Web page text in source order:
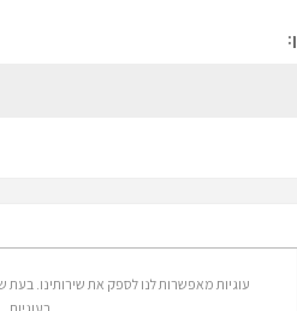
עוגיות מאפשרות לנו לספק את שירותינו. בעת